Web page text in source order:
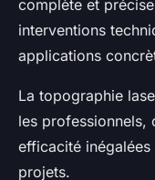
complète et
interventions
applications
La topographie
les professionnels,
efficacité
projets.